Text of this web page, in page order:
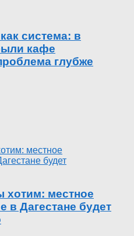
система: в
кафе
глубже
хотим: местное
в Дагестане будет